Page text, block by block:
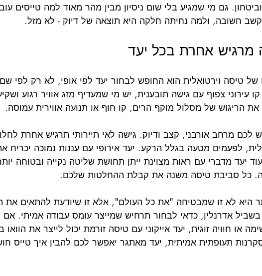
גם מי שמגיע בלי שום ניסיון מבין מהר מאוד למה טייסים
חשובה, ולמה נחיתה חלקה היא תוצאה של דיוק - לא מזל.
מרגיש אחרת בכל יעד
של טיסה וירטואלית הוא החופש לבחור יעד לפי אופי, לא רק לפי שם
עירוני צפוף עם גישה תובענית, יש מי שמעדיף מזג אוויר רגוע
הריגוש של מסלול מוקף הרים, קו חוף או תנועה אווירית עמוסה.
לכם מרחב אורבני, קצב ודיוק. גישה לאי תיירותי תרגיש אחרת
לפעמים מטעה בגלל הרקע. יעד אירופי עם עננות נמוכה יכריח
יעד מדברי עם ראות מצוינת ייתן תחושת שליטה נקייה ובטוחה
כל סביבת טיסה משנה את קבלת ההחלטות שלכם.
היא לא זו שמבטיחה "את כל העולם", אלא זו שיודעת להתאים את
אדרנלין, כדאי לבחור תרחיש שמייצר עומס עבודה אמיתי. אם
או חוויה זוגית, יעד אייקוני עם טיסה זורמת יכול לייצר את הוואו
תעופתית אמיתית, יעד מאתגר יאפשר לכם להבין איך טייס